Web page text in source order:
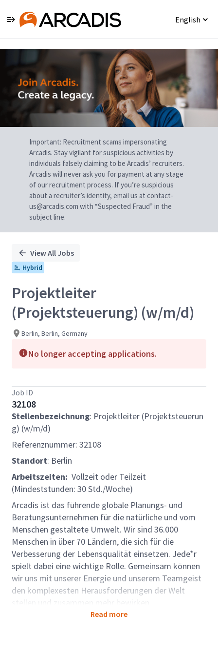
English
Single
Position
Important: Recruitment scams impersonating
Arcadis. Stay vigilant for suspicious activities by
individuals falsely claiming to be Arcadis’ recruiters.
Arcadis will never ask you for payment at any stage
of our recruitment process. If you’re suspicious
about a recruiter’s identity, email us at contact-
us@arcadis.com with “Suspected Fraud” in the
subject line.
View All Jobs
Hybrid
Projektleiter
(Projektsteuerung) (w/m/d)
Berlin, Berlin, Germany
No longer accepting applications.
Job ID
32108
Stellenbezeichnung: Projektleiter (Projektsteuerun
g) (w/m/d)
Referenznummer: 32108
Standort: Berlin
Arbeitszeiten: Vollzeit oder Teilzeit
(Mindeststunden: 30 Std./Woche)
Arcadis ist das führende globale Planungs- und
Beratungsunternehmen für die natürliche und vom
Menschen gestaltete Umwelt. Wir sind 36.000
Menschen in über 70 Ländern, die sich für die
Verbesserung der Lebensqualität einsetzen. Jede*r
spielt dabei eine wichtige Rolle. Gemeinsam können
wir uns mit unserer Energie und unserem Teamgeist
den komplexesten Herausforderungen der Welt
stellen und zusammen mehr bewirken.
Rollenbeschreibung:Read more